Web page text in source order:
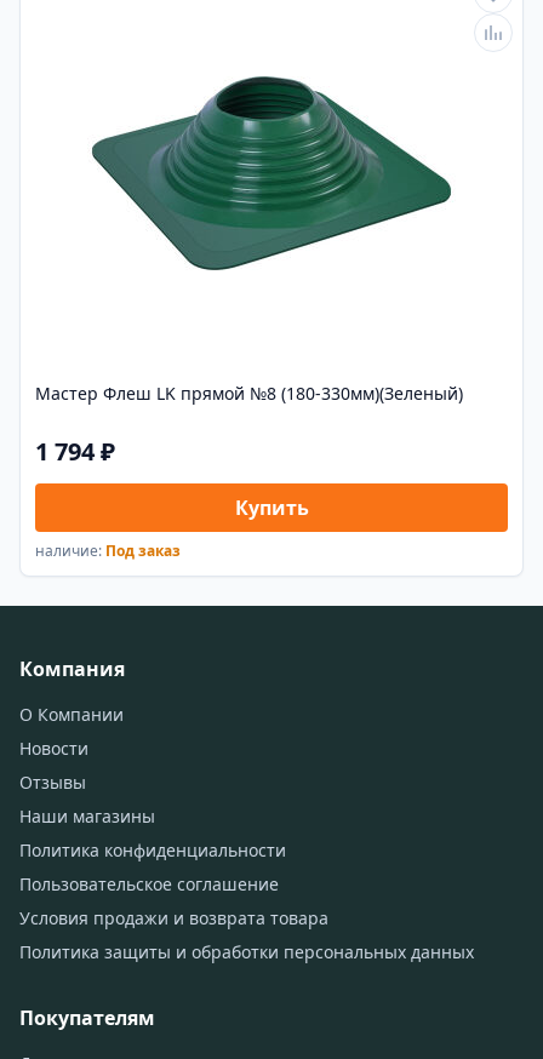
Мастер Флеш LK прямой №8 (180-330мм)(Зеленый)
1 794 ₽
Купить
наличие: Под заказ
Компания
О Компании
Новости
Отзывы
Наши магазины
Политика конфиденциальности
Пользовательское соглашение
Условия продажи и возврата товара
Политика защиты и обработки персональных данных
Покупателям